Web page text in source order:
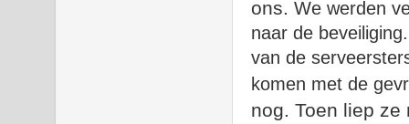
ons. We werden
naar de
van de
komen met de
nog. Toen liep